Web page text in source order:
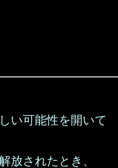
い可能性を開いて
放されたとき、